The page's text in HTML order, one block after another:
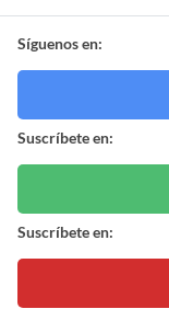
Síguenos en:
Suscríbete en:
Suscríbete en: